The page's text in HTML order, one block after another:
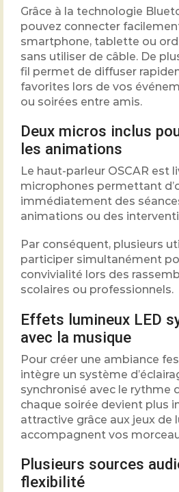
Grâce à la technologie
pouvez connecter
smartphone, tablette ou
sans utiliser de câble. De
fil permet de diffuser
favorites lors de vos
ou soirées entre amis.
Deux micros inclus
les animations
Le haut-parleur OSCAR est
microphones permettant
immédiatement des
animations ou des
Par conséquent, plusieurs
participer simultanément
convivialité lors des
scolaires ou professionnels.
Effets lumineux LED
avec la musique
Pour créer une ambiance
intègre un système
synchronisé avec le rythme
chaque soirée devient plus
attractive grâce aux jeux de
accompagnent vos
Plusieurs sources
flexibilité